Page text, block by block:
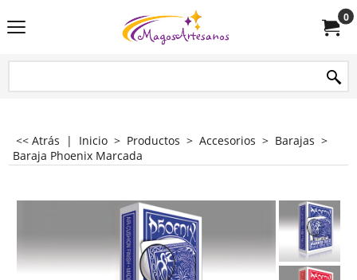
0
<< Atrás | Inicio > Productos > Accesorios > Barajas >
Baraja Phoenix Marcada